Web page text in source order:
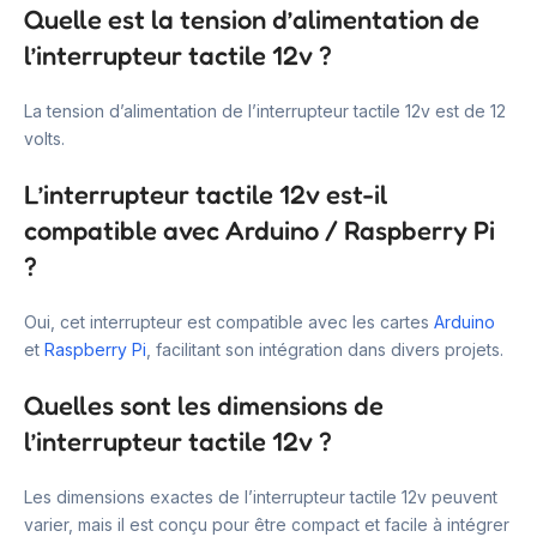
Quelle est la tension d’alimentation de
l’interrupteur tactile 12v ?
La tension d’alimentation de l’interrupteur tactile 12v est de 12
volts.
L’interrupteur tactile 12v est-il
compatible avec Arduino / Raspberry Pi
?
Oui, cet interrupteur est compatible avec les cartes Arduino
et Raspberry Pi, facilitant son intégration dans divers projets.
Quelles sont les dimensions de
l’interrupteur tactile 12v ?
Les dimensions exactes de l’interrupteur tactile 12v peuvent
varier, mais il est conçu pour être compact et facile à intégrer